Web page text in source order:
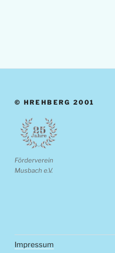
© HREHBERG 2001
Förderverein
Musbach e.V.
Impressum